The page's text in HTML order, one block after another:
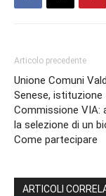
Articolo precedente
Unione Comuni
Senese, istituzione
Commissione VIA:
la selezione di un
Come partecipare
ARTICOLI